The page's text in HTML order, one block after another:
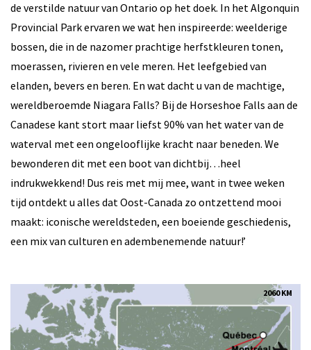
de verstilde natuur van Ontario op het doek. In het Algonquin
Provincial Park ervaren we wat hen inspireerde: weelderige
bossen, die in de nazomer prachtige herfstkleuren tonen,
moerassen, rivieren en vele meren. Het leefgebied van
elanden, bevers en beren. En wat dacht u van de machtige,
wereldberoemde Niagara Falls? Bij de Horseshoe Falls aan de
Canadese kant stort maar liefst 90% van het water van de
waterval met een ongelooflijke kracht naar beneden. We
bewonderen dit met een boot van dichtbij…heel
indrukwekkend! Dus reis met mij mee, want in twee weken
tijd ontdekt u alles dat Oost-Canada zo ontzettend mooi
maakt: iconische wereldsteden, een boeiende geschiedenis,
een mix van culturen en adembenemende natuur!’
2060 KM